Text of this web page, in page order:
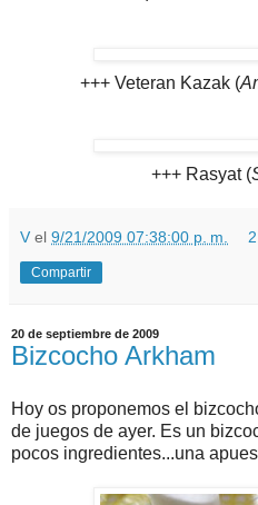
+++ Veteran Kazak (
+++ Rasyat (
V el 9/21/2009 07:38:00 p. m.
Compartir
20 de septiembre de 2009
Bizcocho Arkham
Hoy os proponemos el
de juegos de ayer. Es un
pocos ingredientes...una